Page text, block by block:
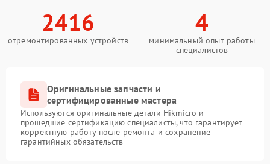
2416
отремонтированных устройств
4
минимальный опыт работы
специалистов
Оригинальные запчасти и
сертифицированные мастера
Используются оригинальные детали Hikmicro и
прошедшие сертификацию специалисты, что гарантирует
корректную работу после ремонта и сохранение
гарантийных обязательств